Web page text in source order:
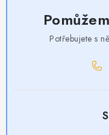
Potřebujete s